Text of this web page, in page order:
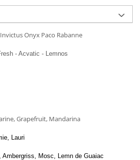
Onyx Paco Rabanne
- Acvatic - Lemnos
Grapefruit, Mandarina
Lauri
Ambergriss, Mosc, Lemn de Guaiac